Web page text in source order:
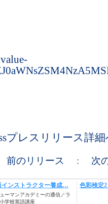
プレスリリース詳
前のリリース : 次